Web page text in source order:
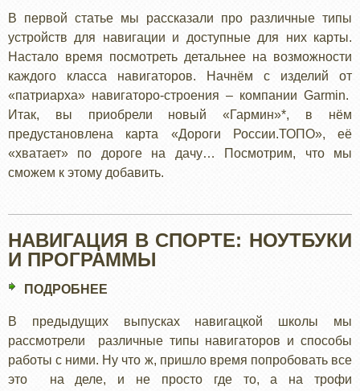
В первой статье мы рассказали про различные типы
устройств для навигации и доступные для них карты.
Настало время посмотреть детальнее на возможности
каждого класса навигаторов. Начнём с изделий от
«патриарха» навигаторо-строения – компании Garmin.
Итак, вы приобрели новый «Гармин»*, в нём
предустановлена карта «Дороги России.ТОПО», её
«хватает» по дороге на дачу… Посмотрим, что мы
сможем к этому добавить.
НАВИГАЦИЯ В СПОРТЕ: НОУТБУКИ
И ПРОГРАММЫ
ПОДРОБНЕЕ
В
СПОРТЕ:
НОУТБУКИ
В предыдущих выпусках навигацкой школы мы
рассмотрели различные типы навигаторов и способы
работы с ними. Ну что ж, пришло время попробовать все
это на деле, и не просто где то, а на трофи